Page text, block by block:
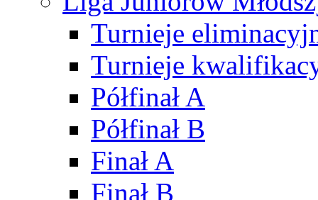
Turnieje
Turnieje
Półfinał A
Półfinał B
Finał A
Finał B